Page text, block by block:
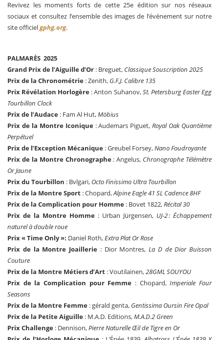
Revivez les moments forts de cette 25e édition sur nos réseaux
sociaux et consultez l’ensemble des images de l’événement sur notre
site officielgphg.org.
PALMARÈS 2025
Grand Prix de l’Aiguille d’Or : Breguet, Classique Souscription 2025
Prix de la Chronométrie : Zenith, G.F.J. Calibre 135
Prix Révélation Horlogère : Anton Suhanov,St. Petersburg Easter Egg
Tourbillon Clock
Prix de l’Audace : Fam Al Hut,Möbius
Prix de la Montre Iconique : Audemars Piguet,Royal Oak Quantième
Perpétuel
Prix de l’Exception Mécanique : Greubel Forsey,Nano Foudroyante
Prix de la Montre Chronographe : Angelus, Chronographe Télémètre
Or Jaune
Prix du Tourbillon : Bvlgari, Octo Finissimo Ultra Tourbillon
Prix de la Montre Sport : Chopard,Alpine Eagle 41 SL Cadence 8HF
Prix de la Complication pour Homme : Bovet 1822,Récital 30
Prix de la Montre Homme : Urban Jürgensen, UJ-2 : Échappement
naturel à double roue
Prix « Time Only »: Daniel Roth,Extra Plat Or Rose
Prix de la Montre Joaillerie : Dior Montres, La D de Dior Buisson
Couture
Prix de la Montre Métiers d’Art : Voutilainen,28GML SOUYOU
Prix de la Complication pour Femme : Chopard,Imperiale Four
Seasons
Prix de la Montre Femme : gérald genta, Gentissima Oursin Fire Opal
Prix de la Petite Aiguille : M.A.D. Editions,M.A.D.2 Green
Prix Challenge : Dennison,Pierre Naturelle Œil de Tigre en Or